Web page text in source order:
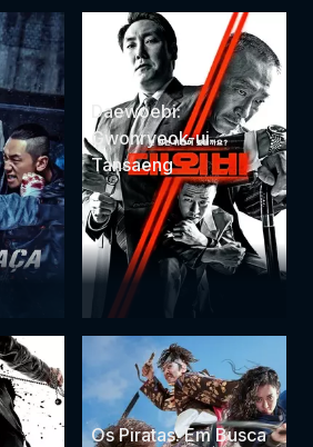
Daewoebi:
Gwonryeok-ui
Tansaeng
Os Piratas: Em Busca